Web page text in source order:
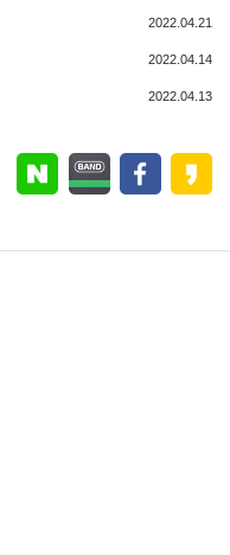
2022.04.21
2022.04.14
2022.04.13